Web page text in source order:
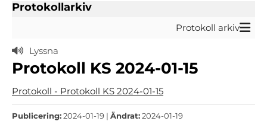
Protokollarkiv
Protokoll arkiv
Lyssna
Protokoll KS 2024-01-15
Protokoll - Protokoll KS 2024-01-15
Publicering:2024-01-19 | Ändrat:2024-01-19